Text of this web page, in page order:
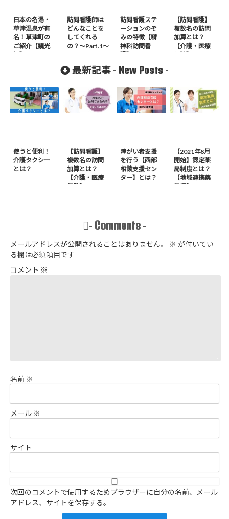
日本の名湯・
草津温泉が有
名！草津町の
ご紹介【観光
編】
訪問看護師は
どんなことを
してくれる
の？〜Part.1〜
訪問看護ステ
ーションのぞ
みの特徴【精
神科訪問看
護】とは？
【訪問看護】
複数名の訪問
加算とは？
【介護・医療
保険】
最新記事 - New Posts -
使うと便利！
介護タクシー
とは？
【訪問看護】
複数名の訪問
加算とは？
【介護・医療
保険】
障がい者支援
を行う【西部
相談支援セン
ター】とは？
【2021年8月
開始】認定薬
局制度とは？
【地域連携薬
局編】
- Comments -
メールアドレスが公開されることはありません。 ※ が付いてい
る欄は必須項目です
コメント ※
名前 ※
メール ※
サイト
次回のコメントで使用するためブラウザーに自分の名前、メール
アドレス、サイトを保存する。